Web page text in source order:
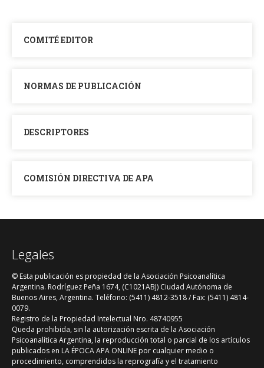
COMITÉ EDITOR
NORMAS DE PUBLICACIÓN
DESCRIPTORES
COMISIÓN DIRECTIVA DE APA
Legales
© Esta publicación es propiedad de la Asociación Psicoanalítica
Argentina. Rodríguez Peña 1674, (C1021ABJ) Ciudad Autónoma de
Buenos Aires, Argentina. Teléfono: (5411) 4812-3518 / Fax: (5411) 4814-
0079.
Registro de la Propiedad Intelectual Nro. 48740955
Queda prohibida, sin la autorización escrita de la Asociación
Psicoanalítica Argentina, la reproducción total o parcial de los artículos
publicados en LA ÉPOCA APA ONLINE por cualquier medio o
procedimiento, comprendidos la reprografía y el tratamiento